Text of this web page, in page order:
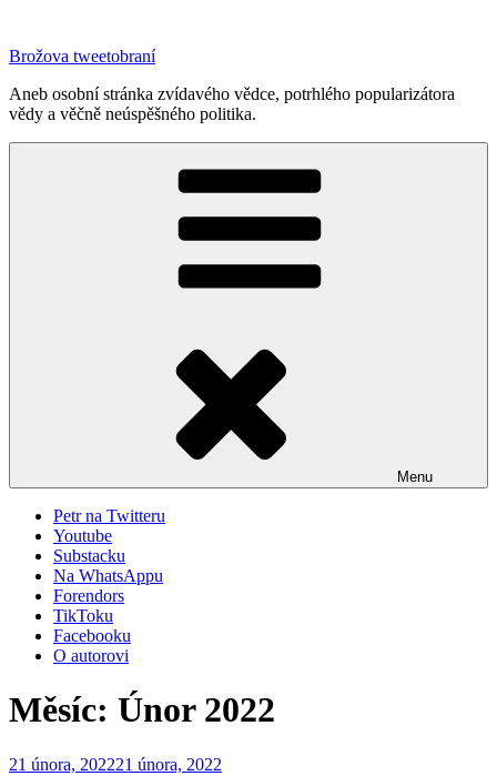
obsahu
Brožova tweetobraní
Aneb osobní stránka zvídavého vědce, potrhlého popularizátora
vědy a věčně neúspěšného politika.
Menu
Petr na Twitteru
Youtube
Substacku
Na WhatsAppu
Forendors
TikToku
Facebooku
O autorovi
Měsíc: Únor 2022
Publikováno
21 února, 202221 února, 2022